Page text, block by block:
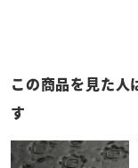
この商品を見た人
す